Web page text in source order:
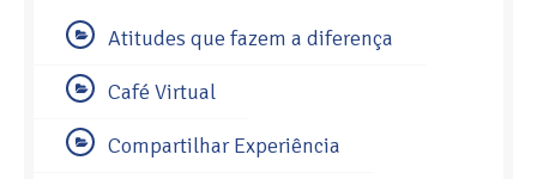
Atitudes que fazem a diferença
Café Virtual
Compartilhar Experiência